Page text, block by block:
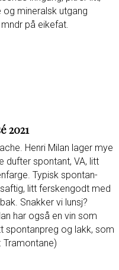
mineralsk utgang
på eikefat.
2021
Henri Milan lager mye
dufter spontant, VA, litt
Typisk spontan-
litt ferskengodt med
Snakker vi lunsj?
har også en vin som
spontanpreg og lakk, som